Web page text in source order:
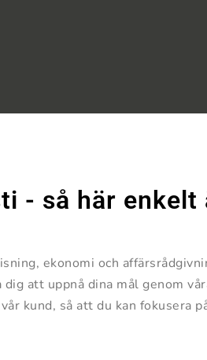
- så här enkelt
ekonomi och
att uppnå dina mål genom
kund, så att du kan fokusera